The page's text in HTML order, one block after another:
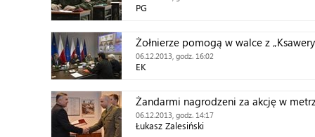
PG
Żołnierze pomogą w walce z
06.12.2013, godz. 16:02
EK
Żandarmi nagrodzeni za akcję w
06.12.2013, godz. 14:17
Łukasz Zalesiński